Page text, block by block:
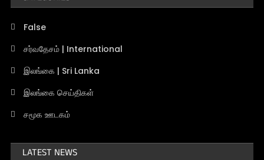
False
சர்வதேசம் | International
இலங்கை | Sri Lanka
இலங்கை செய்திகள்
சமூக ஊடகம்
LATEST NEWS